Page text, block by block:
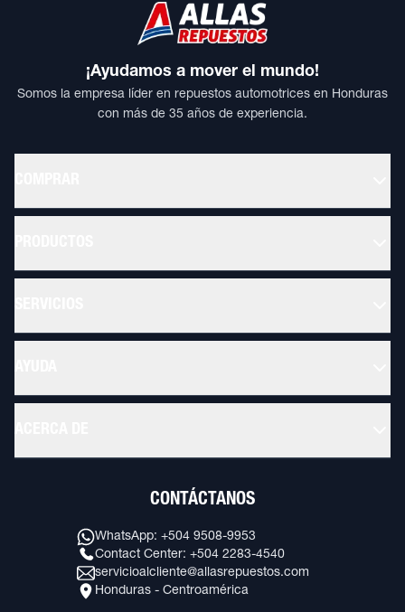
¡Ayudamos a mover el mundo!
Somos la empresa líder en repuestos automotrices en Honduras
con más de 35 años de experiencia.
CONTÁCTANOS
WhatsApp: +504 9508-9953
Contact Center: +504 2283-4540
servicioalcliente@allasrepuestos.com
Honduras - Centroamérica